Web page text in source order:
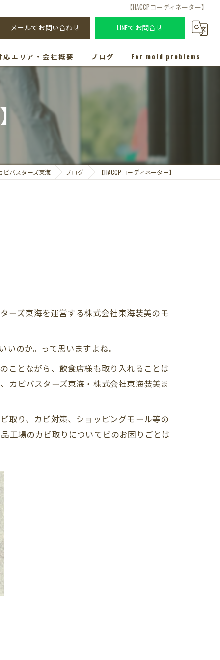
【HACCPコーディネーター】
メールでお問い合わせ LINEでお問合せ
応エリア・会社概要 ブログ For mold problems
ビバスターズ東海 ブログ 【HACCPコーディネーター】
ーズ東海を運営する株式会社東海装美のモ
いのか。って思いますよね。
ことながら、飲食店様も取り入れることは
カビバスターズ東海・株式会社東海装美ま
取り、カビ対策、ショッピングモール等の
工場のカビ取りについてビのお困りごとは